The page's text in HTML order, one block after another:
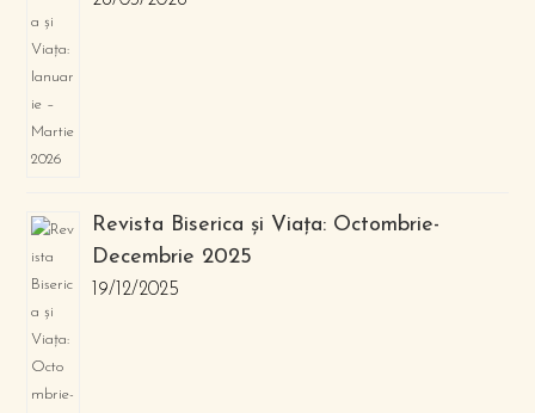
Revista Biserica și Viața: Octombrie-
Decembrie 2025
19/12/2025